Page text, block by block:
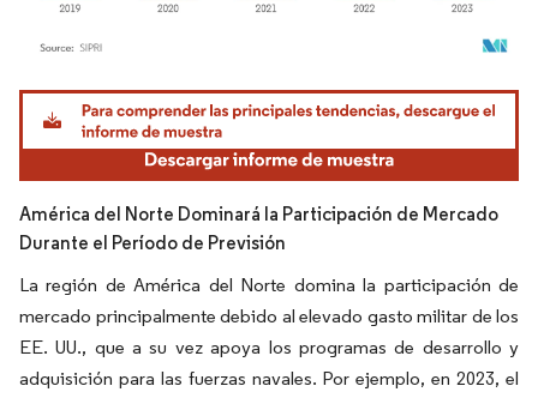
Imagen © Mordor Intelligence. El uso requiere atribución según CC BY 4.0.
América del Norte Dominará la Participación de Mercado
Durante el Período de Previsión
La región de América del Norte domina la participación de
mercado principalmente debido al elevado gasto militar de los
EE. UU., que a su vez apoya los programas de desarrollo y
adquisición para las fuerzas navales. Por ejemplo, en 2023, el